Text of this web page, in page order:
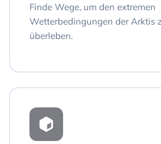
Finde Wege, um den extremen
Wetterbedingungen der Arktis
überleben.